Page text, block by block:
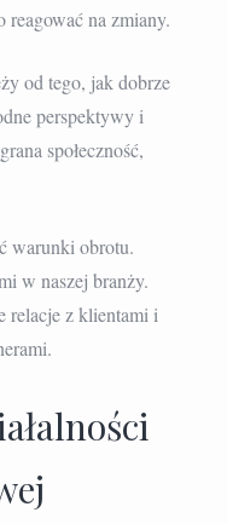
reagować na zmiany.
od tego, jak dobrze
perspektywy i
społeczność,
warunki obrotu.
w naszej branży.
relacje z klientami i